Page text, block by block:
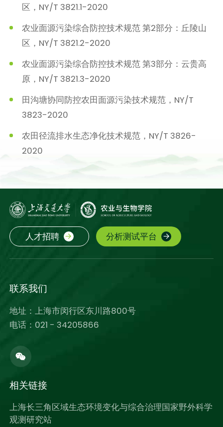
区，NY/T 3821.1-2020
农业面源污染综合防控技术规范 第2部分：丘陵山
区，NY/T 3821.2-2020
农业面源污染综合防控技术规范 第3部分：云贵高
原，NY/T 3821.3-2020
田沟塘协同防控农田面源污染技术规范，NY/T
3823-2020
农田径流排水生态净化技术规范，NY/T 3826-
2020
人才招聘 分析测试平台
联系我们
地址：上海市闵行区东川路800号
电话：021 - 34205866
相关链接
上海长三角区域生态环境变化与综合治理国家野外科学
观测研究站